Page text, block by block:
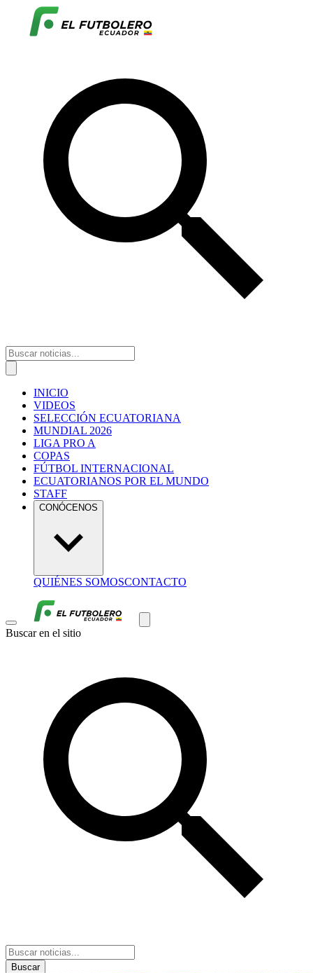
INICIO
VIDEOS
SELECCIÓN ECUATORIANA
MUNDIAL 2026
LIGA PRO A
COPAS
FÚTBOL INTERNACIONAL
ECUATORIANOS POR EL MUNDO
STAFF
CONÓCENOS
QUIÉNES SOMOSCONTACTO
Buscar en el sitio
Buscar